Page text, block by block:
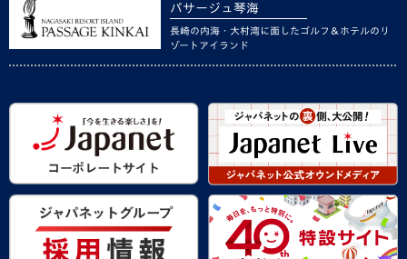
パサージュ琴海
長崎の内海・大村湾に面したゴルフ＆ホテルのリ
ゾートアイランド